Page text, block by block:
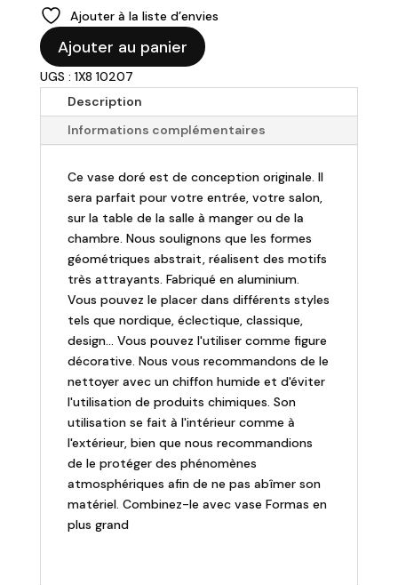
Ajouter à la liste d’envies
quantité
de
Vase
Formas
design
Ajouter au panier
UGS : 1X8 10207
Description
Informations complémentaires
Ce vase doré est de conception originale. Il
sera parfait pour votre entrée, votre salon,
sur la table de la salle à manger ou de la
chambre. Nous soulignons que les formes
géométriques abstrait, réalisent des motifs
très attrayants. Fabriqué en aluminium.
Vous pouvez le placer dans différents styles
tels que nordique, éclectique, classique,
design... Vous pouvez l'utiliser comme figure
décorative. Nous vous recommandons de le
nettoyer avec un chiffon humide et d'éviter
l'utilisation de produits chimiques. Son
utilisation se fait à l'intérieur comme à
l'extérieur, bien que nous recommandions
de le protéger des phénomènes
atmosphériques afin de ne pas abîmer son
matériel. Combinez-le avec vase Formas en
plus grand